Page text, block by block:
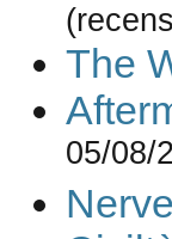
The
05/08/
Nerve